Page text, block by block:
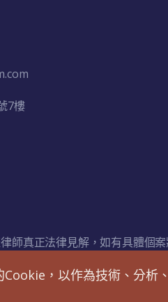
，以作為技術、分析
7樓
師真正法律見解，如有具體個
All Rights Reserved.